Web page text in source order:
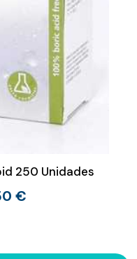
250 Unidades
€